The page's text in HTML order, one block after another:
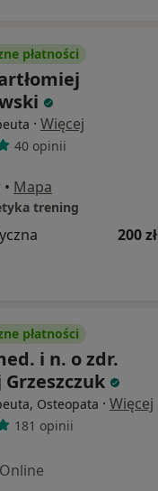
płatności
· Więcej
40 opinii
• Mapa
trening
200 zł
płatności
i n. o zdr.
Grzeszczuk
Osteopata · Więcej
181 opinii
Online